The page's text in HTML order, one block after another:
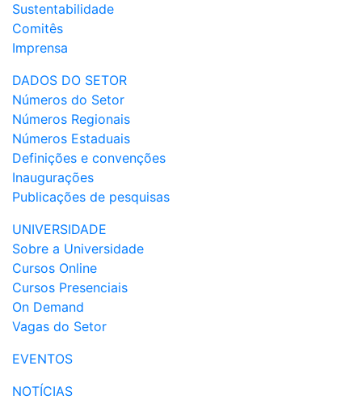
Sustentabilidade
Comitês
Imprensa
DADOS DO SETOR
Números do Setor
Números Regionais
Números Estaduais
Definições e convenções
Inaugurações
Publicações de pesquisas
UNIVERSIDADE
Sobre a Universidade
Cursos Online
Cursos Presenciais
On Demand
Vagas do Setor
EVENTOS
NOTÍCIAS